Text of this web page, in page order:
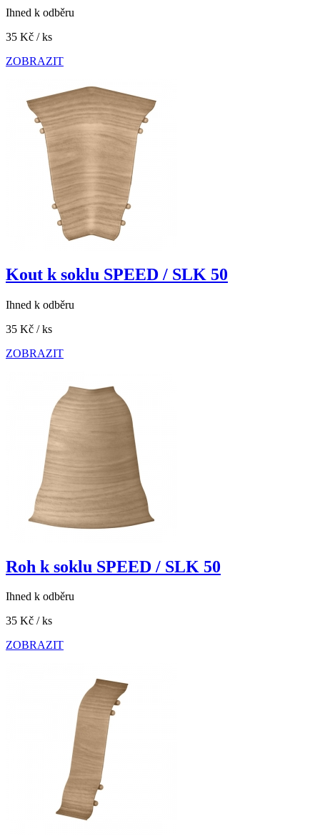
Ihned k odběru
35 Kč / ks
ZOBRAZIT
Kout k soklu SPEED / SLK 50
Ihned k odběru
35 Kč / ks
ZOBRAZIT
Roh k soklu SPEED / SLK 50
Ihned k odběru
35 Kč / ks
ZOBRAZIT